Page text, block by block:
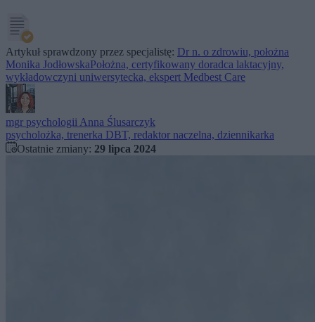
Artykuł sprawdzony przez specjalistę: Dr n. o zdrowiu, położna
Monika JodłowskaPołożna, certyfikowany doradca laktacyjny,
wykładowczyni uniwersytecka, ekspert Medbest Care
mgr psychologii Anna Ślusarczyk
psycholożka, trenerka DBT, redaktor naczelna, dziennikarka
Ostatnie zmiany: 29 lipca 2024